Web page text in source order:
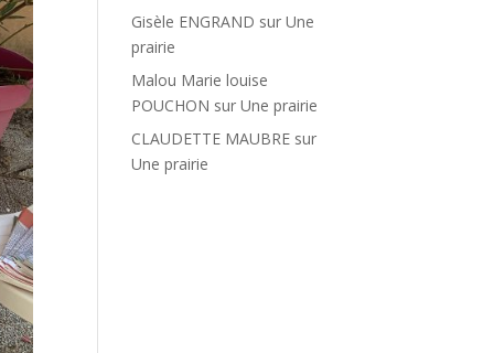
Gisèle ENGRAND surUne
prairie
Malou Marie louise
POUCHON surUne prairie
CLAUDETTE MAUBRE sur
Une prairie